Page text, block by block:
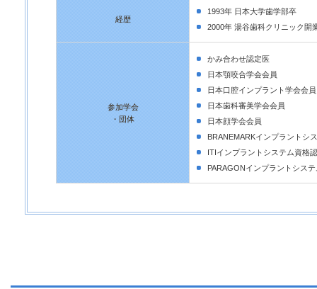
経歴
1993年 日本大学歯学部卒
2000年 湯谷歯科クリニック開
参加学会
・団体
かみ合わせ認定医
日本顎咬合学会会員
日本口腔インプラント学会会員
日本歯科審美学会会員
日本顔学会会員
BRANEMARKインプラントシ
ITIインプラントシステム資格
PARAGONインプラントシス